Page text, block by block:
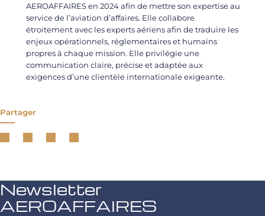
AEROAFFAIRES en 2024 afin de mettre son expertise au
service de l’aviation d’affaires. Elle collabore
étroitement avec les experts aériens afin de traduire les
enjeux opérationnels, réglementaires et humains
propres à chaque mission. Elle privilégie une
communication claire, précise et adaptée aux
exigences d’une clientèle internationale exigeante.
Partager
Newsletter
AEROAFFAIRES